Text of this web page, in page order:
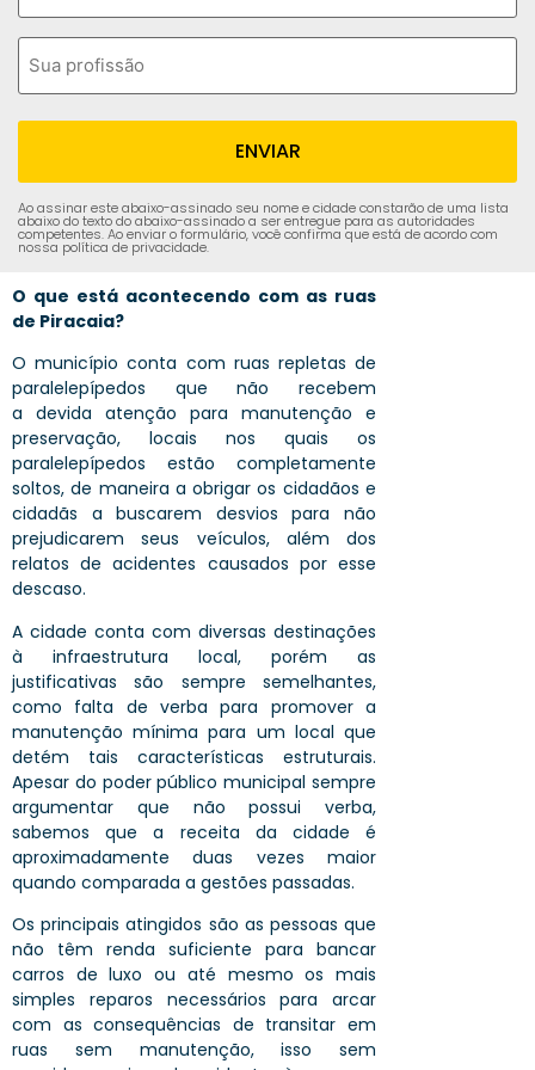
Ao assinar este abaixo-assinado seu nome e cidade constarão de uma lista
abaixo do texto do abaixo-assinado a ser entregue para as autoridades
competentes. Ao enviar o formulário, você confirma que está de acordo com
nossa política de privacidade.
O que está acontecendo com as ruas
de Piracaia?
O município conta com ruas repletas de
paralelepípedos que não recebem
a devida atenção para manutenção e
preservação, locais nos quais os
paralelepípedos estão completamente
soltos, de maneira a obrigar os cidadãos e
cidadãs a buscarem desvios para não
prejudicarem seus veículos, além dos
relatos de acidentes causados por esse
descaso.
A cidade conta com diversas destinações
à infraestrutura local, porém as
justificativas são sempre semelhantes,
como falta de verba para promover a
manutenção mínima para um local que
detém tais características estruturais.
Apesar do poder público municipal sempre
argumentar que não possui verba,
sabemos que a receita da cidade é
aproximadamente duas vezes maior
quando comparada a gestões passadas.
Os principais atingidos são as pessoas que
não têm renda suficiente para bancar
carros de luxo ou até mesmo os mais
simples reparos necessários para arcar
com as consequências de transitar em
ruas sem manutenção,isso sem